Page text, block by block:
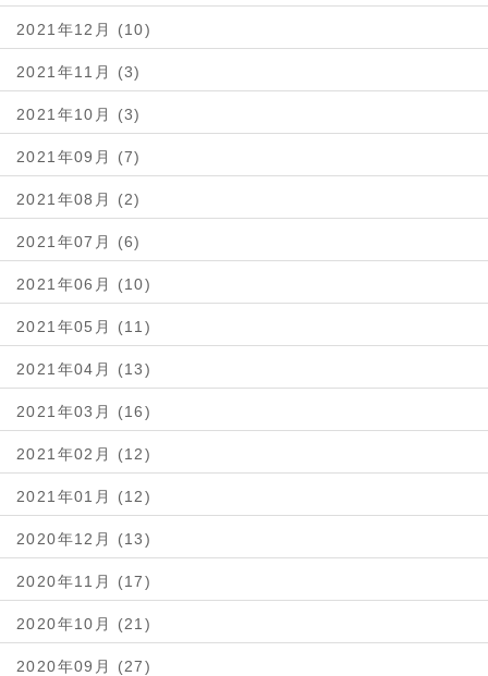
2021年12月 (10)
2021年11月 (3)
2021年10月 (3)
2021年09月 (7)
2021年08月 (2)
2021年07月 (6)
2021年06月 (10)
2021年05月 (11)
2021年04月 (13)
2021年03月 (16)
2021年02月 (12)
2021年01月 (12)
2020年12月 (13)
2020年11月 (17)
2020年10月 (21)
2020年09月 (27)